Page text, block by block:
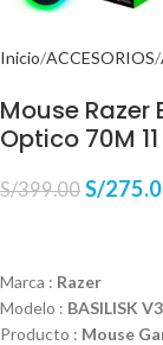
Inicio ACCESORIOS
Mouse Razer
Optico 70M
S/399.00 S/
Marca : Razer
Modelo : BASILISK V3
Producto : Mouse